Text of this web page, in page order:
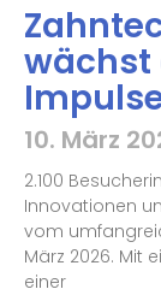
wächst
10. März
2.100
Innovationen
vom
März 2026. Mit
einer